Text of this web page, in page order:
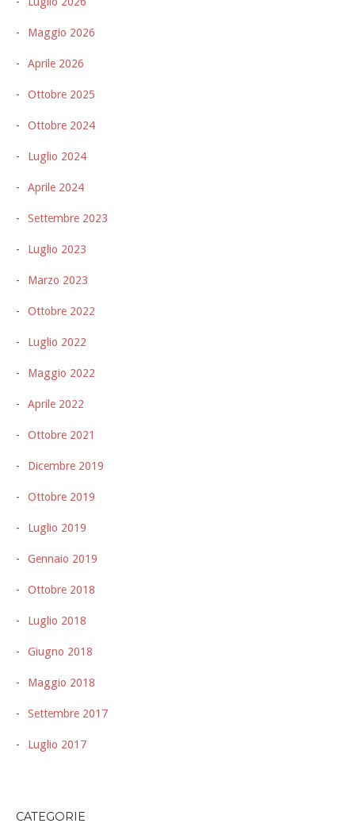
Maggio 2026
Aprile 2026
Ottobre 2025
Ottobre 2024
Luglio 2024
Aprile 2024
Settembre 2023
Luglio 2023
Marzo 2023
Ottobre 2022
Luglio 2022
Maggio 2022
Aprile 2022
Ottobre 2021
Dicembre 2019
Ottobre 2019
Luglio 2019
Gennaio 2019
Ottobre 2018
Luglio 2018
Giugno 2018
Maggio 2018
Settembre 2017
Luglio 2017
CATEGORIE